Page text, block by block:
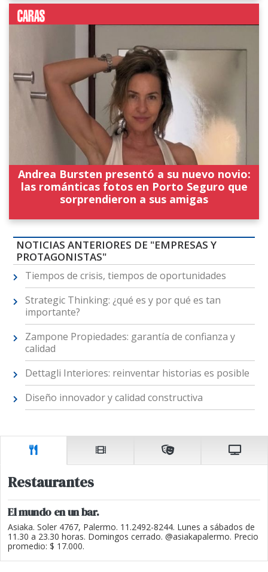
Andrea Bursten presentó a su nuevo novio:
las románticas fotos en Porto Seguro que
sorprendieron a sus amigas
NOTICIAS ANTERIORES DE "EMPRESAS Y
PROTAGONISTAS"
Tiempos de crisis, tiempos de oportunidades
Strategic Thinking: ¿qué es y por qué es tan
importante?
Zampone Propiedades: garantía de confianza y
calidad
Dettagli Interiores: reinventar historias es posible
Diseño innovador y calidad constructiva
Restaurantes
El mundo en un bar.
Asiaka. Soler 4767, Palermo. 11.2492-8244. Lunes a sábados de
11.30 a 23.30 horas. Domingos cerrado. @asiakapalermo. Precio
promedio: $ 17.000.